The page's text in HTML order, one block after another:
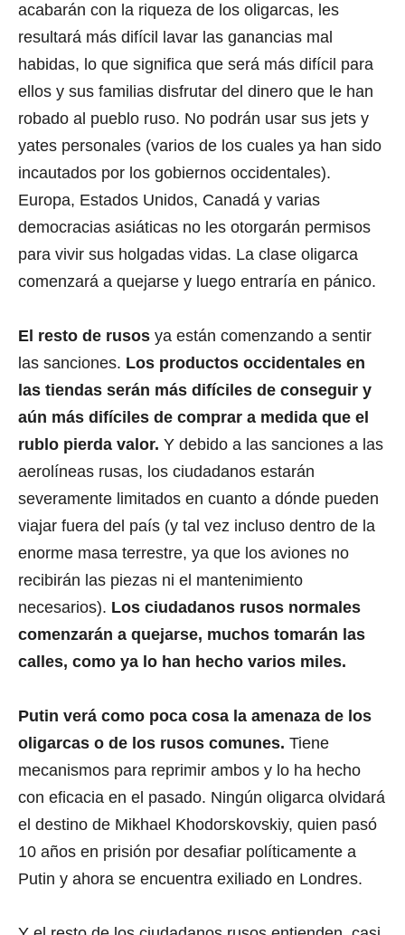
acabarán con la riqueza de los oligarcas, les
resultará más difícil lavar las ganancias mal
habidas, lo que significa que será más difícil para
ellos y sus familias disfrutar del dinero que le han
robado al pueblo ruso. No podrán usar sus jets y
yates personales (varios de los cuales ya han sido
incautados por los gobiernos occidentales).
Europa, Estados Unidos, Canadá y varias
democracias asiáticas no les otorgarán permisos
para vivir sus holgadas vidas. La clase oligarca
comenzará a quejarse y luego entraría en pánico.
El resto de rusos ya están comenzando a sentir
las sanciones. Los productos occidentales en
las tiendas serán más difíciles de conseguir y
aún más difíciles de comprar a medida que el
rublo pierda valor. Y debido a las sanciones a las
aerolíneas rusas, los ciudadanos estarán
severamente limitados en cuanto a dónde pueden
viajar fuera del país (y tal vez incluso dentro de la
enorme masa terrestre, ya que los aviones no
recibirán las piezas ni el mantenimiento
necesarios). Los ciudadanos rusos normales
comenzarán a quejarse, muchos tomarán las
calles, como ya lo han hecho varios miles.
Putin verá como poca cosa la amenaza de los
oligarcas o de los rusos comunes. Tiene
mecanismos para reprimir ambos y lo ha hecho
con eficacia en el pasado. Ningún oligarca olvidará
el destino de Mikhael Khodorskovskiy, quien pasó
10 años en prisión por desafiar políticamente a
Putin y ahora se encuentra exiliado en Londres.